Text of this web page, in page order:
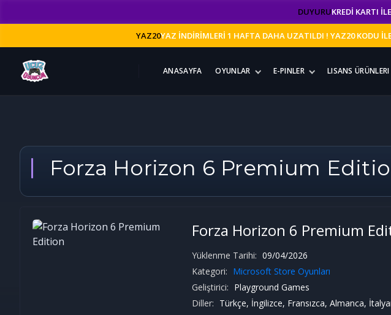
DUYURUKREDİ KARTI
YAZ20YAZ İNDİRİMLERİ 1 HAFTA DAHA UZATILDI ! YAZ20 KODU
ANASAYFA OYUNLAR E-PINLER LISANS ÜRÜNLERI
Forza Horizon 6 Premium
Forza Horizon 6 Premium
Yüklenme Tarihi: 09/04/2026
Kategori: Microsoft Store Oyunları
Geliştirici: Playground Games
Diller: Türkçe, İngilizce, Fransızca, Almanca,